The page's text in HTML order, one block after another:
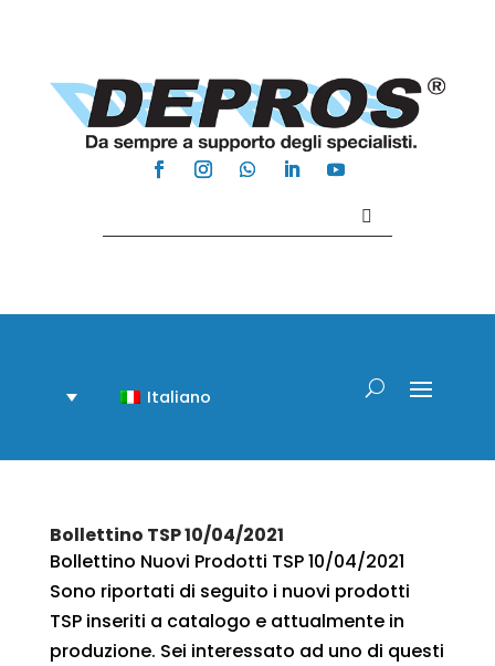
Italiano
Bollettino TSP 10/04/2021
Bollettino Nuovi Prodotti TSP 10/04/2021
Sono riportati di seguito i nuovi prodotti
TSP inseriti a catalogo e attualmente in
produzione. Sei interessato ad uno di questi